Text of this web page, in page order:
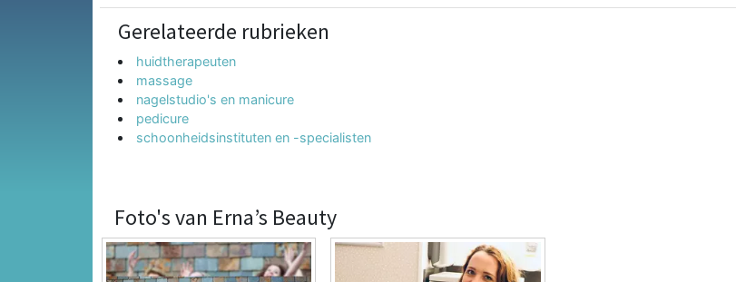
Gerelateerde rubrieken
huidtherapeuten
massage
nagelstudio's en manicure
pedicure
schoonheidsinstituten en -specialisten
Foto's van Erna’s Beauty